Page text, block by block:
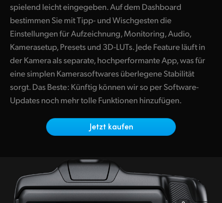
Italy
Japan
Korea
Mexico
Malaysia
Netherlands
Norway
Poland
spielend leicht eingegeben.Auf dem Dashboard
bestimmen Sie mit Tipp- und Wischgesten die
Einstellungen für Aufzeichnung, Monitoring, Audio,
Kamerasetup, Presets und 3D-LUTs. Jede Feature läuft in
der Kamera als separate, hochperformante App, was für
eine simplen Kamerasoftwares überlegene Stabilität
sorgt. Das Beste: Künftig können wir so per Software-
Updates noch mehr tolle Funktionen hinzufügen.
Jetzt kaufen